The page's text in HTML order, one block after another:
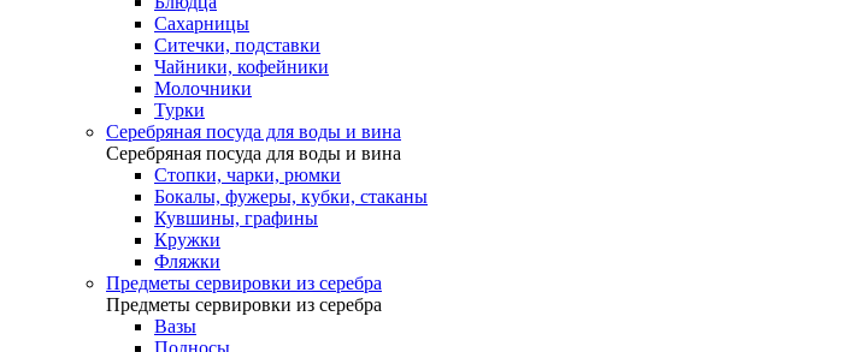
Сахарницы
Ситечки, подставки
Чайники, кофейники
Молочники
Турки
Серебряная посуда для воды и вина
Серебряная посуда для воды и вина
Стопки, чарки, рюмки
Бокалы, фужеры, кубки, стаканы
Кувшины, графины
Кружки
Фляжки
Предметы сервировки из серебра
Предметы сервировки из серебра
Вазы
Подносы